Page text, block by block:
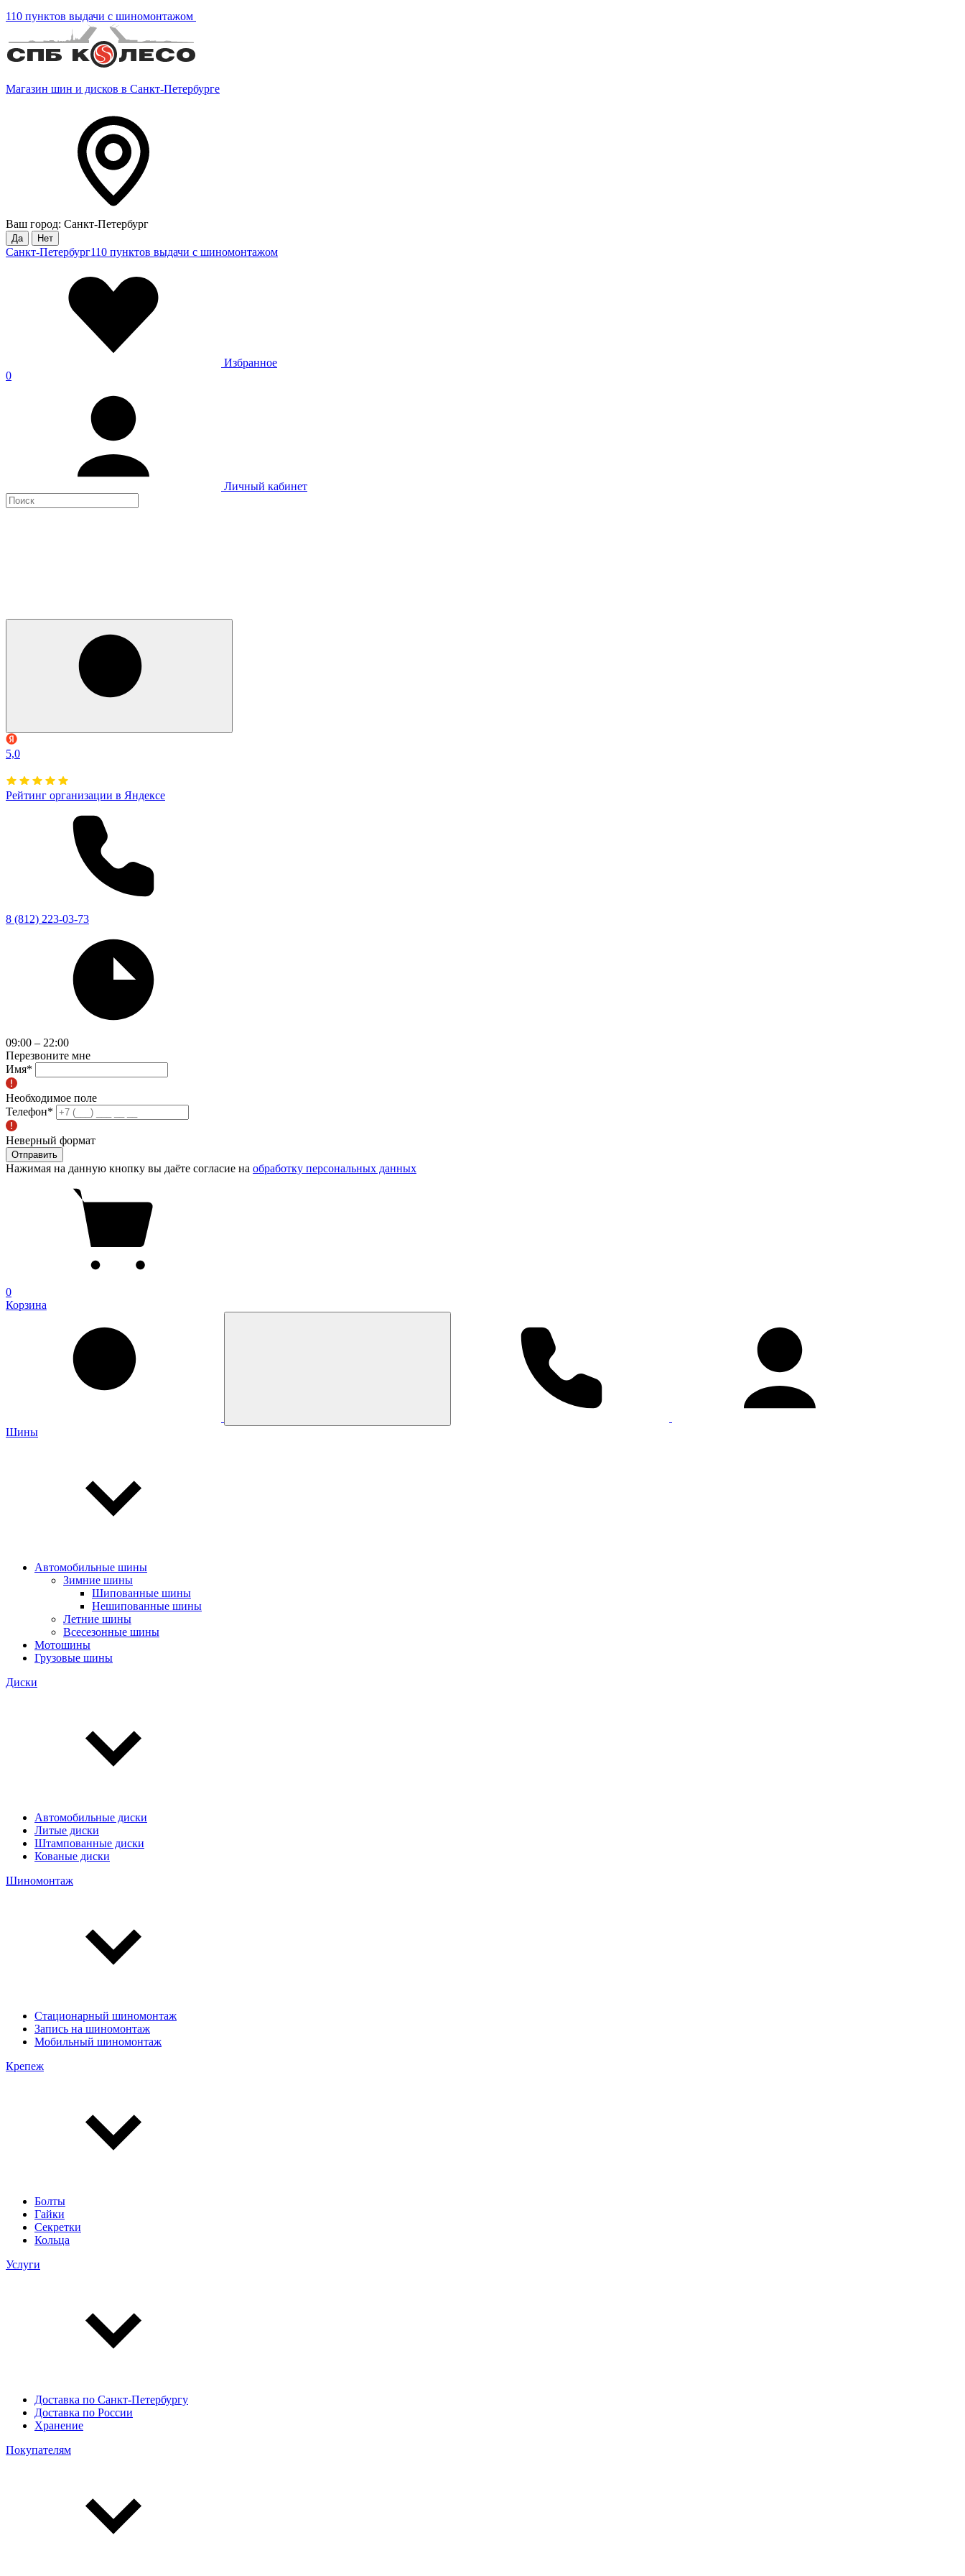
110 пунктов выдачи с шиномонтажом
Магазин шин и дисков в Санкт-Петербурге
Ваш город: Санкт-Петербург
Да Нет
Санкт-Петербург110 пунктов выдачи с шиномонтажом
Избранное
0
Личный кабинет
5,0
Рейтинг организации в Яндексе
8 (812) 223-03-73
09:00 – 22:00
Перезвоните мне
Имя*
Необходимое поле
Телефон*
Неверный формат
Отправить
Нажимая на данную кнопку вы даёте согласие на обработку персональных данных
0
Корзина
Шины
Автомобильные шины
Зимние шины
Шипованные шины
Нешипованные шины
Летние шины
Всесезонные шины
Мотошины
Грузовые шины
Диски
Автомобильные диски
Литые диски
Штампованные диски
Кованые диски
Шиномонтаж
Стационарный шиномонтаж
Запись на шиномонтаж
Мобильный шиномонтаж
Крепеж
Болты
Гайки
Секретки
Кольца
Услуги
Доставка по Санкт-Петербургу
Доставка по России
Хранение
Покупателям